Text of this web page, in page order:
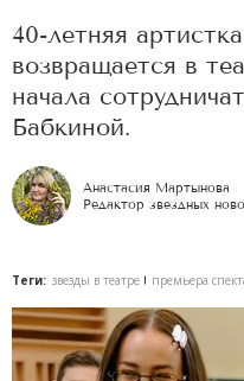
40-летняя
возвращается в
начала
Бабкиной.
Анастасия Мартынова
Редактор звездных
Теги: звезды в театре премьера